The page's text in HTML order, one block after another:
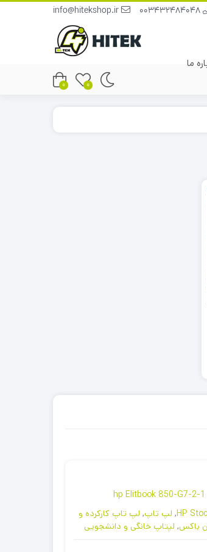
ما
0
0
hp Elitbook 850-G7-2-1
HP
, لپ تاپ, لپ تاپ کارکرده و
باکس, لپتاپ خانگی و دانشجویی